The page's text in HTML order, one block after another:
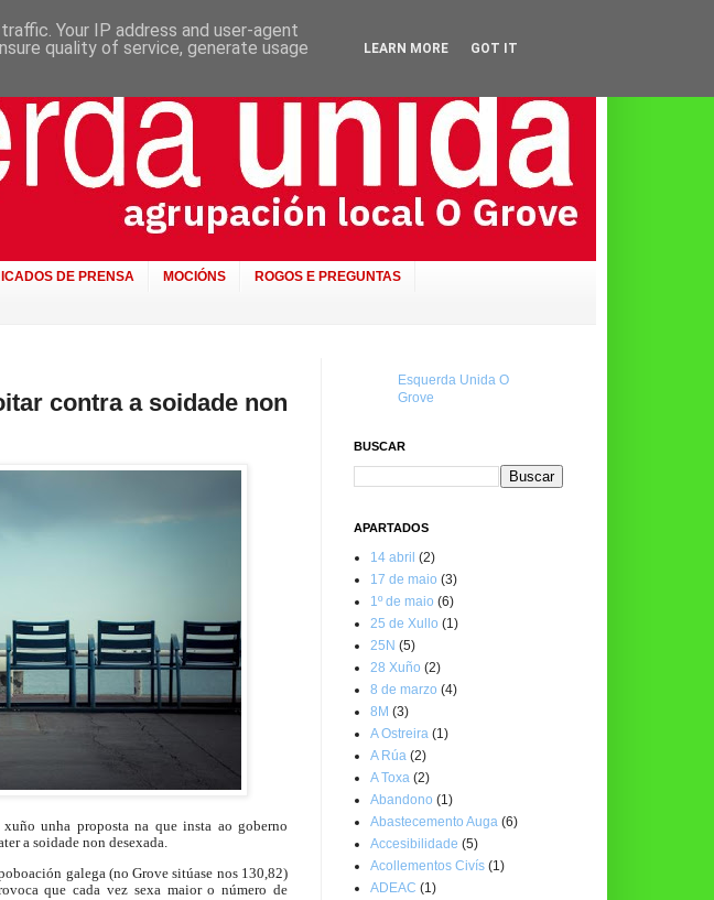
DE PRENSA MOCIÓNS ROGOS E PREGUNTAS
contra a soidade non
unha proposta na que insta ao goberno
a soidade non desexada.
galega (no Grove sitúase nos 130,82)
que cada vez sexa maior o número de
Esquerda Unida O
Grove
BUSCAR
APARTADOS
14 abril (2)
17 de maio (3)
1º de maio (6)
25 de Xullo (1)
25N (5)
28 Xuño (2)
8 de marzo (4)
8M (3)
A Ostreira (1)
A Rúa (2)
A Toxa (2)
Abandono (1)
Abastecemento Auga (6)
Accesibilidade (5)
Acollementos Civís (1)
ADEAC (1)
Your IP address and user-agent
quality of service, generate usage
LEARN MORE GOT IT